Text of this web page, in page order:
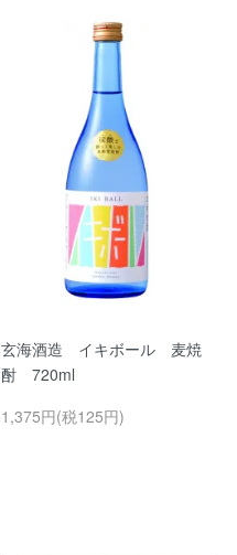
玄海酒造 イキボール 麦焼
酎 720ml
1,375円(税125円)